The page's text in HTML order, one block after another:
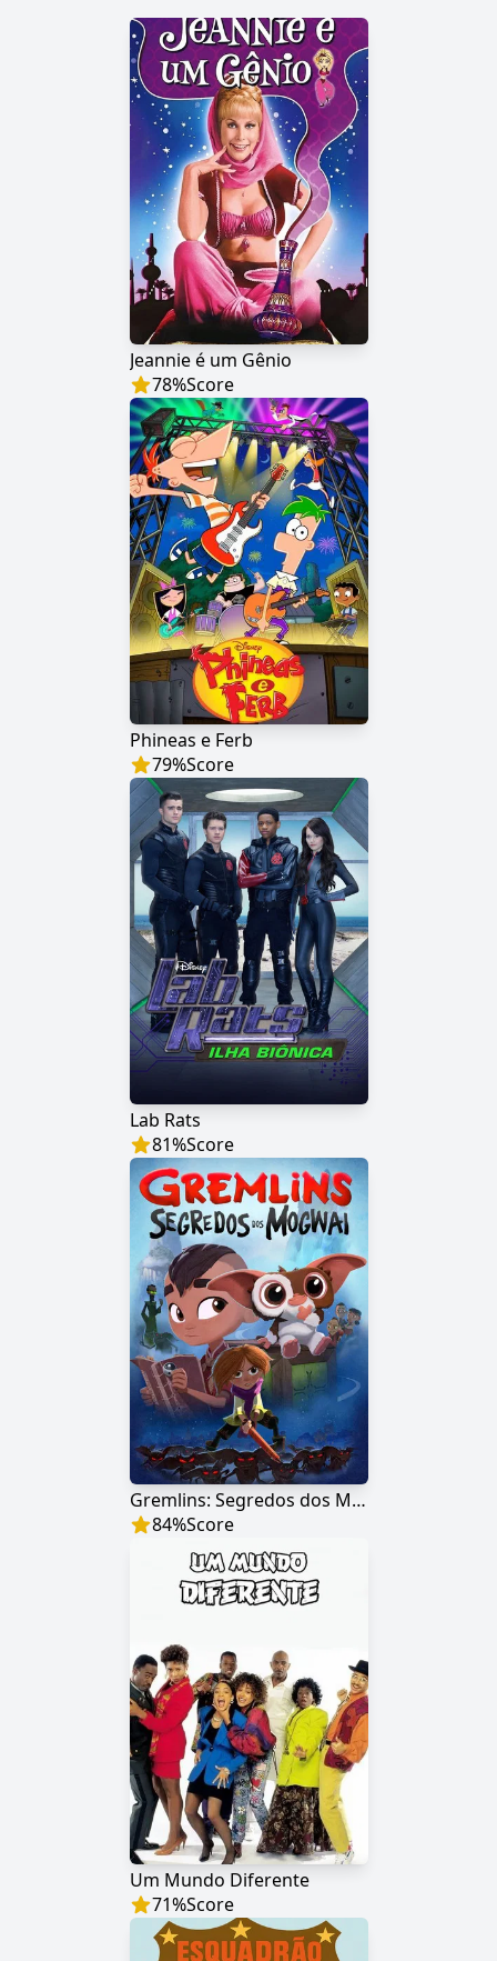
Jeannie é um Gênio
78%Score
Phineas e Ferb
79%Score
Lab Rats
81%Score
Gremlins: Segredos dos Mogwai
84%Score
Um Mundo Diferente
71%Score